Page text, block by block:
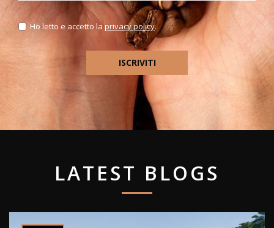
Ho letto e accetto laprivacy policy.
LATEST BLOGS